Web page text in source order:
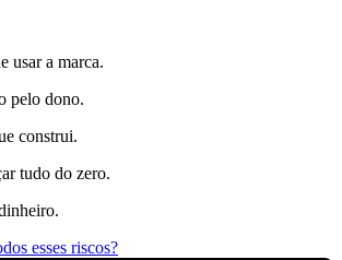
usar a marca.
pelo dono.
construi.
tudo do zero.
esses riscos?